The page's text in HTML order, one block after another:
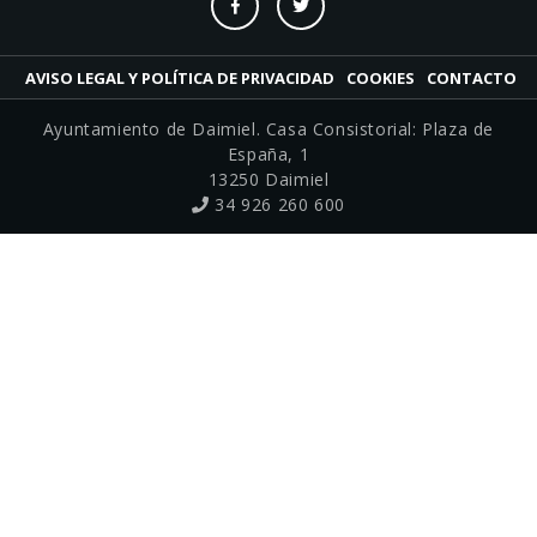
AVISO LEGAL Y POLÍTICA DE PRIVACIDAD COOKIES CONTACTO
Ayuntamiento de Daimiel. Casa Consistorial: Plaza de
España, 1
13250 Daimiel
34 926 260 600